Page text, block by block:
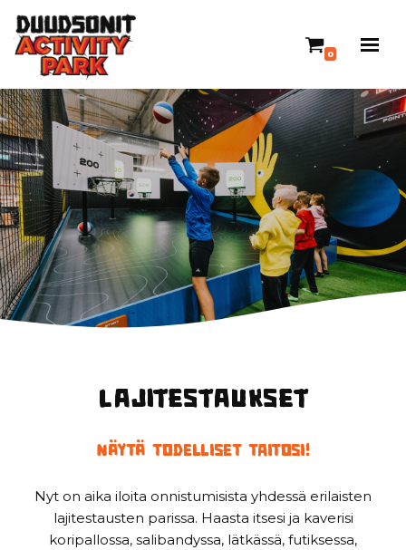
Siirry
suoraan
sisältöön
0
Lajitestaukset
Näytä todelliset taitosi!
Nyt on aika iloita onnistumisista yhdessä erilaisten
lajitestausten parissa. Haasta itsesi ja kaverisi
koripallossa, salibandyssa, lätkässä, futiksessa,